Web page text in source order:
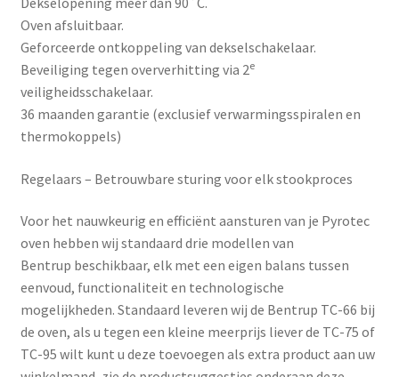
Oven afsluitbaar.
Geforceerde ontkoppeling van dekselschakelaar.
Beveiliging tegen oververhitting via 2e
veiligheidsschakelaar.
36 maanden garantie (exclusief verwarmingsspiralen en
thermokoppels)
Regelaars – Betrouwbare sturing voor elk stookproces
Voor het nauwkeurig en efficiënt aansturen van je Pyrotec
oven hebben wij standaard drie modellen van
Bentrup beschikbaar, elk met een eigen balans tussen
eenvoud, functionaliteit en technologische
mogelijkheden. Standaard leveren wij de Bentrup TC-66 bij
de oven, als u tegen een kleine meerprijs liever de TC-75 of
TC-95 wilt kunt u deze toevoegen als extra product aan uw